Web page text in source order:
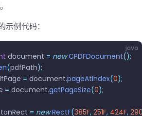
例代码：
java
document = new CPDFDocument();
(pdfPath);
= document.pageAtIndex(0);
= document.getPageSize(0);
= new RectF(385F, 251F, 424F,